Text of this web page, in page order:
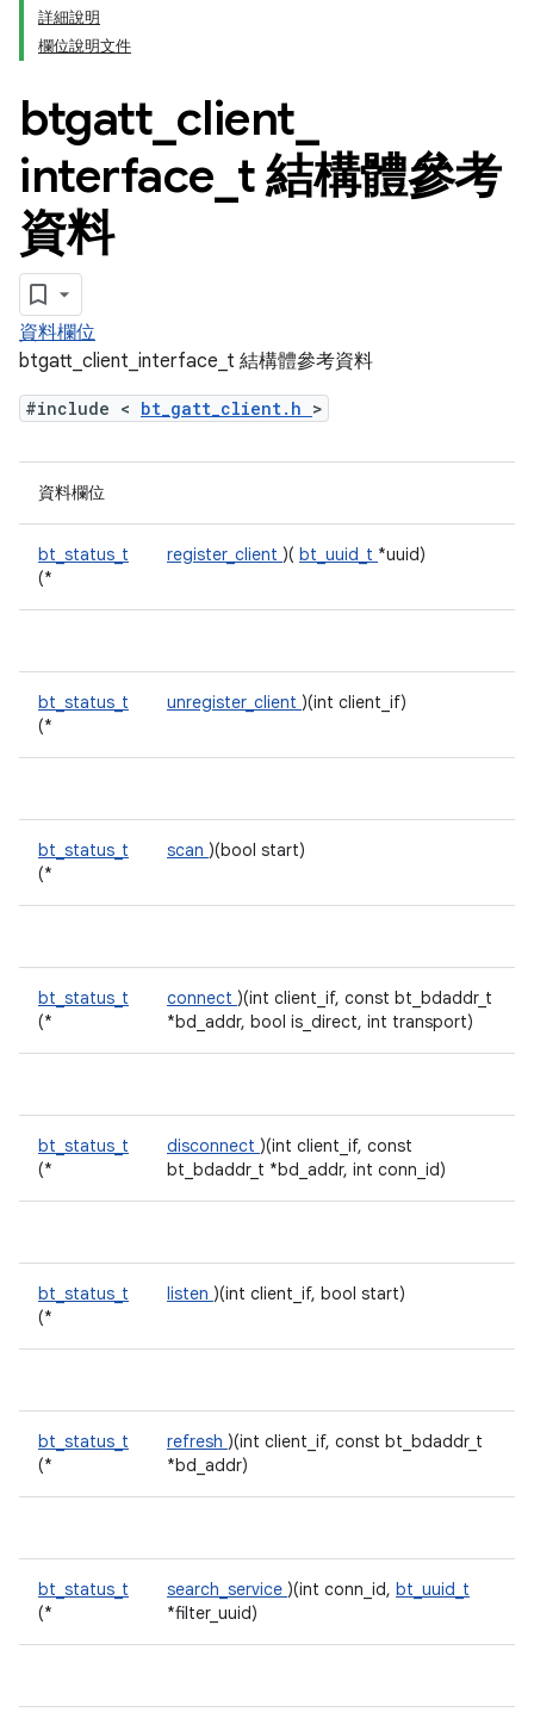
詳細說明
欄位說明文件
btgatt client
interface t 結構體參考
資料
資料欄位
btgatt_client_interface_t 結構體參考資料
#include < bt_gatt_client.h >
資料欄位
bt_status_t
(*
register_client )( bt_uuid_t *uuid)
bt_status_t
(*
unregister_client )(int client_if)
bt_status_t
(*
scan )(bool start)
bt_status_t
(*
connect )(int client_if, const bt_bdaddr_t
*bd_addr, bool is_direct, int transport)
bt_status_t
(*
disconnect )(int client_if, const
bt_bdaddr_t *bd_addr, int conn_id)
bt_status_t
(*
listen )(int client_if, bool start)
bt_status_t
(*
refresh )(int client_if, const bt_bdaddr_t
*bd_addr)
bt_status_t
(*
search_service )(int conn_id, bt_uuid_t
*filter_uuid)